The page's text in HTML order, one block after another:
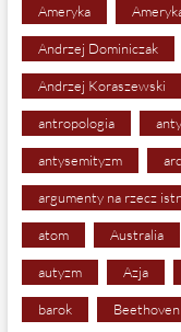
Ameryka
Andrzej Dominiczak
Andrzej Koraszewski
antropologia
antysemityzm
argumenty na rzecz
atom Australia
autyzm Azja
barok Beethoven